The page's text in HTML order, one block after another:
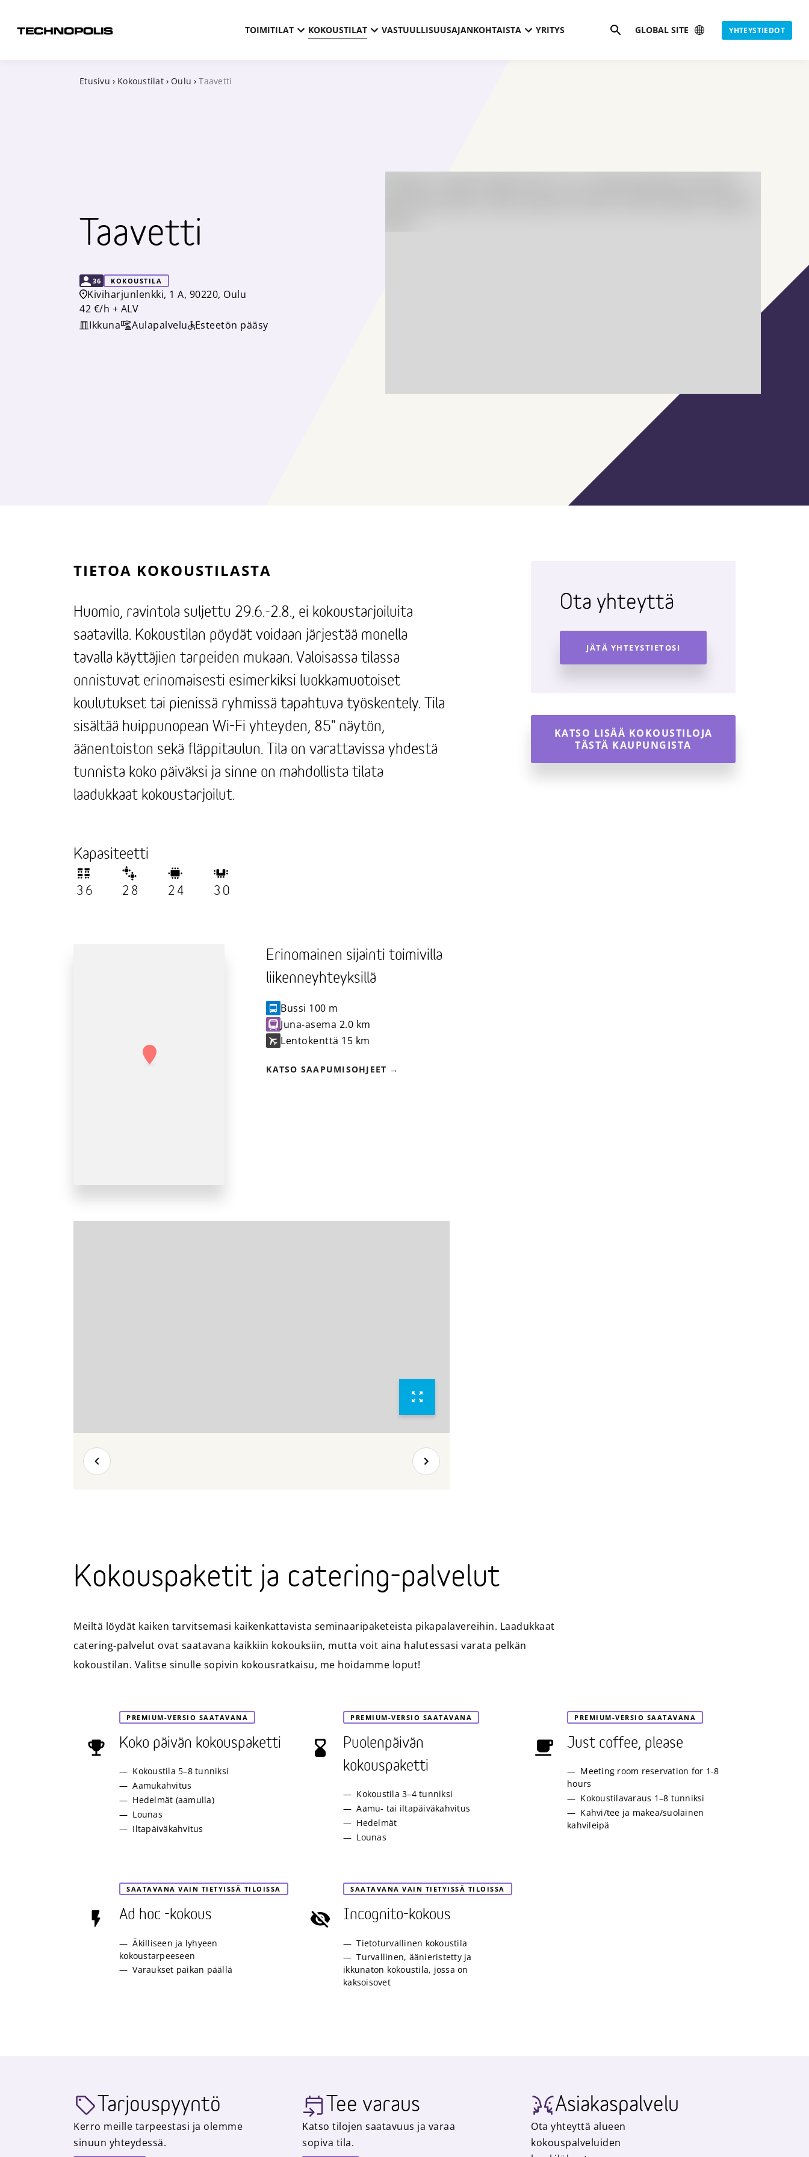
TOIMITILAT KOKOUSTILAT VASTUULLISUUSAJANKOHTAISTA YRITYS Hae GLOBAL SITE YHTEYSTIEDOT
Etusivu › Kokoustilat › Oulu › Taavetti
Taavetti
KAPASITEETTI
36 KOKOUSTILA
Kiviharjunlenkki, 1 A, 90220, Oulu
42 €/h + ALV
Ikkuna
Aulapalvelu Esteetön pääsy
TIETOA KOKOUSTILASTA
Huomio, ravintola suljettu 29.6.-2.8., ei kokoustarjoiluita
saatavilla. Kokoustilan pöydät voidaan järjestää monella
tavalla käyttäjien tarpeiden mukaan. Valoisassa tilassa
onnistuvat erinomaisesti esimerkiksi luokkamuotoiset
koulutukset tai pienissä ryhmissä tapahtuva työskentely. Tila
sisältää huippunopean Wi-Fi yhteyden, 85" näytön,
äänentoiston sekä fläppitaulun. Tila on varattavissa yhdestä
tunnista koko päiväksi ja sinne on mahdollista tilata
laadukkaat kokoustarjoilut.
Kapasiteetti
36 28 24 30
Erinomainen sijainti toimivilla
liikenneyhteyksillä
Bussi 100 m
Juna-asema 2.0 km
Lentokenttä 15 km
KATSO SAAPUMISOHJEET
Ota yhteyttä
JÄTÄ YHTEYSTIETOSI
KATSO LISÄÄ KOKOUSTILOJA
TÄSTÄ KAUPUNGISTA
Kokouspaketit ja catering-palvelut
Meiltä löydät kaiken tarvitsemasi kaikenkattavista seminaaripaketeista pikapalavereihin. Laadukkaat
catering-palvelut ovat saatavana kaikkiin kokouksiin, mutta voit aina halutessasi varata pelkän
kokoustilan. Valitse sinulle sopivin kokousratkaisu, me hoidamme loput!
PREMIUM-VERSIO SAATAVANA
Koko päivän kokouspaketti
Kokoustila 5–8 tunniksi
Aamukahvitus
Hedelmät (aamulla)
Lounas
Iltapäiväkahvitus
PREMIUM-VERSIO SAATAVANA
Puolenpäivän
kokouspaketti
Kokoustila 3–4 tunniksi
Aamu- tai iltapäiväkahvitus
Hedelmät
Lounas
PREMIUM-VERSIO SAATAVANA
Just coffee, please
Meeting room reservation for 1-8
hours
Kokoustilavaraus 1–8 tunniksi
Kahvi/tee ja makea/suolainen
kahvileipä
SAATAVANA VAIN TIETYISSÄ TILOISSA
Ad hoc -kokous
Äkilliseen ja lyhyeen
kokoustarpeeseen
Varaukset paikan päällä
SAATAVANA VAIN TIETYISSÄ TILOISSA
Incognito-kokous
Tietoturvallinen kokoustila
Turvallinen, äänieristetty ja
ikkunaton kokoustila, jossa on
kaksoisovet
Tarjouspyyntö
Kerro meille tarpeestasi ja olemme
sinuun yhteydessä.
Tee varaus
Katso tilojen saatavuus ja varaa
sopiva tila.
Asiakaspalvelu
Ota yhteyttä alueen
kokouspalveluiden